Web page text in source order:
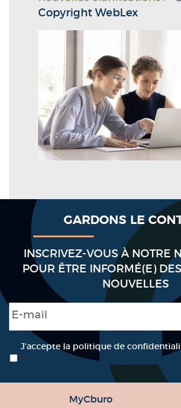
Copyright WebLex
GARDONS LE
INSCRIVEZ-VOUS À NOTRE
POUR ÊTRE INFORMÉ(E)
NOUVELLES
E-mail
RGPD *
J’accepte la politique de
*
MyCburo